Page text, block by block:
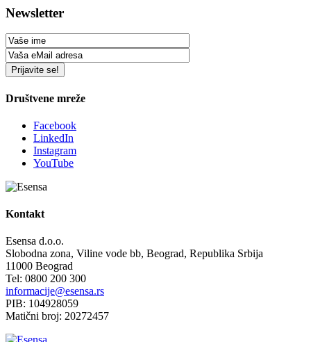
Newsletter
Društvene mreže
Facebook
LinkedIn
Instagram
YouTube
Kontakt
Esensa d.o.o.
Slobodna zona, Viline vode bb, Beograd, Republika Srbija
11000 Beograd
Tel: 0800 200 300
informacije@esensa.rs
PIB: 104928059
Matični broj: 20272457